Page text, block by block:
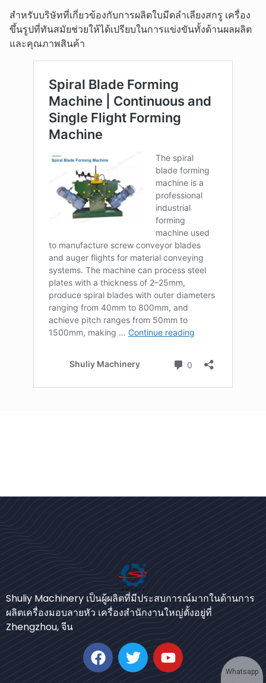
สำหรับบริษัทที่เกี่ยวข้องกับการผลิตใบมีดลำเลียงสกรู เครื่อง
ขึ้นรูปที่ทันสมัยช่วยให้ได้เปรียบในการแข่งขันทั้งด้านผลผลิต
และคุณภาพสินค้า
Shuliy Machinery เป็นผู้ผลิตที่มีประสบการณ์มากในด้านการ
ผลิตเครื่องมอบลายหัว เครื่องสำนักงานใหญ่ตั้งอยู่ที่
Zhengzhou, จีน
German
Korean
Urdu
Whatsapp